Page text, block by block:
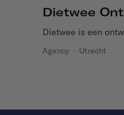
Dietwee
Dietwee is een
Agency · Utrecht